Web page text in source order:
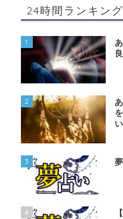
24時間ランキング
1
2
3
4